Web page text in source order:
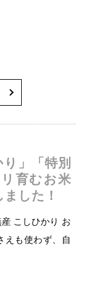
り」「特別
育むお米
した！
こしひかり お
えも使わず、自